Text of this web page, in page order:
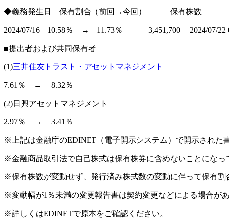
◆義務発生日 保有割合（前回→今回） 保有株数
2024/07/16 10.58％ → 11.73％ 3,451,700 2024/07/22
■提出者および共同保有者
(1)三井住友トラスト・アセットマネジメント
7.61％ → 8.32％
(2)日興アセットマネジメント
2.97％ → 3.41％
※上記は金融庁のEDINET（電子開示システム）で開示された
※金融商品取引法で自己株式は保有株券に含めないことになっ
※保有株数が変動せず、発行済み株式数の変動に伴って保有割
※変動幅が1％未満の変更報告書は契約変更などによる場合があ
※詳しくはEDINETで原本をご確認ください。